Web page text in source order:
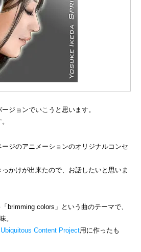
ジョンでいこうと思います。
ジのアニメーションのオリジナルコンセ
かけが出来たので、お話したいと思いま
brimming colors」という曲のテーマで、
。
Content Project用に作ったも